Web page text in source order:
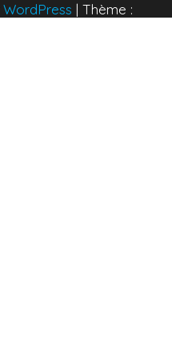
WordPress | Thème :